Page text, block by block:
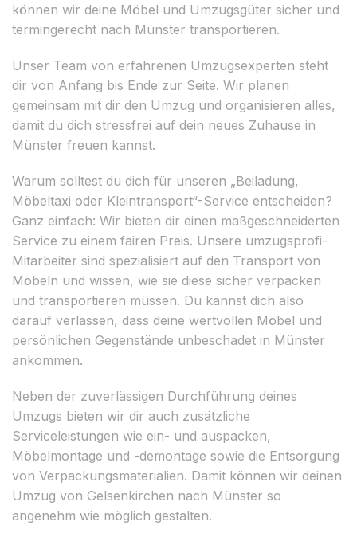
können wir deine Möbel und Umzugsgüter sicher und
termingerecht nach Münster transportieren.
Unser Team von erfahrenen Umzugsexperten steht
dir von Anfang bis Ende zur Seite. Wir planen
gemeinsam mit dir den Umzug und organisieren alles,
damit du dich stressfrei auf dein neues Zuhause in
Münster freuen kannst.
Warum solltest du dich für unseren „Beiladung,
Möbeltaxi oder Kleintransport“-Service entscheiden?
Ganz einfach: Wir bieten dir einen maßgeschneiderten
Service zu einem fairen Preis. Unsere umzugsprofi-
Mitarbeiter sind spezialisiert auf den Transport von
Möbeln und wissen, wie sie diese sicher verpacken
und transportieren müssen. Du kannst dich also
darauf verlassen, dass deine wertvollen Möbel und
persönlichen Gegenstände unbeschadet in Münster
ankommen.
Neben der zuverlässigen Durchführung deines
Umzugs bieten wir dir auch zusätzliche
Serviceleistungen wie ein- und auspacken,
Möbelmontage und -demontage sowie die Entsorgung
von Verpackungsmaterialien. Damit können wir deinen
Umzug von Gelsenkirchen nach Münster so
angenehm wie möglich gestalten.